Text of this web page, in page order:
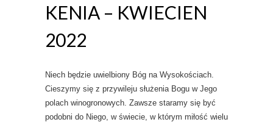
KENIA – KWIECIEN
2022
Niech będzie uwielbiony Bóg na Wysokościach.
Cieszymy się z przywileju służenia Bogu w Jego
polach winogronowych. Zawsze staramy się być
podobni do Niego, w świecie, w którym miłość wielu